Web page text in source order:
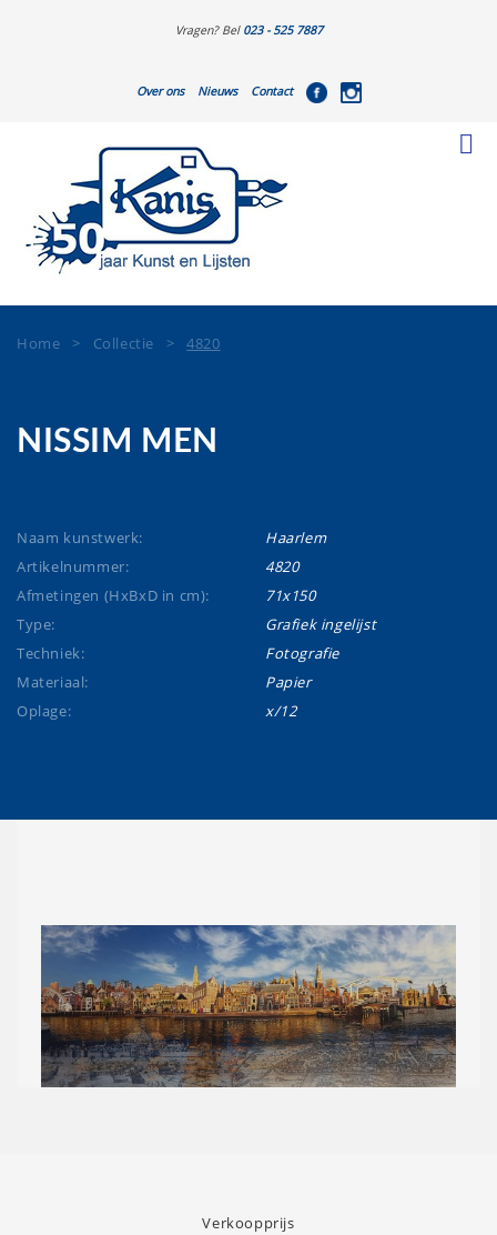
Vragen? Bel 023 - 525 7887
Over ons Nieuws Contact
Home > Collectie >4820
NISSIM MEN
Naam kunstwerk:
Haarlem
Artikelnummer:
4820
Afmetingen (HxBxD in cm):
71x150
Type:
Grafiek ingelijst
Techniek:
Fotografie
Materiaal:
Papier
Oplage:
x/12
Verkoopprijs